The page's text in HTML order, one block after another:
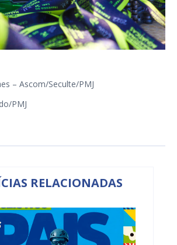
– Ascom/Seculte/PMJ
PMJ
RELACIONADAS